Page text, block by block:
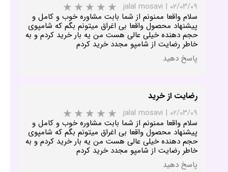
jalal mosavi | ۰۲/۰۳/۰۹
سلام واقعا ممنونم از شما بابت مشاوره خوب و کامل و
پیشنهاد محصول واقعا بی اغراق میتونم بگم که شامپوی
حجم دهنده خیلی عالی هست من یه بار خرید کردم و به
خاطر رضایت از شامپو مجدد خرید کردم
پاسخ دهید
رضایت از خرید
jalal mosavi | ۰۲/۰۳/۰۹
سلام واقعا ممنونم از شما بابت مشاوره خوب و کامل و
پیشنهاد محصول واقعا بی اغراق میتونم بگم که شامپوی
حجم دهنده خیلی عالی هست من یه بار خرید کردم و به
خاطر رضایت از شامپو مجدد خرید کردم
پاسخ دهید